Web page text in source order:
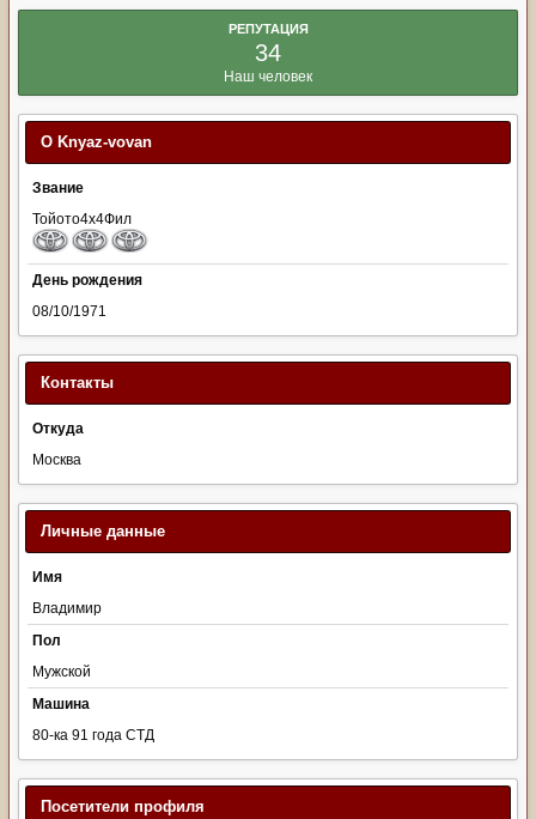
РЕПУТАЦИЯ
34
Наш человек
О Knyaz-vovan
Звание
Тойото4х4Фил
День рождения
08/10/1971
Контакты
Откуда
Москва
Личные данные
Имя
Владимир
Пол
Мужской
Машина
80-ка 91 года СТД
Посетители профиля